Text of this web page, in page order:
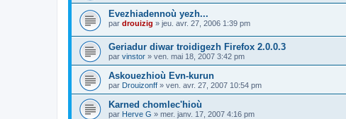
Evezhiadennoù yezh...
par drouizig » jeu. avr. 27, 2006 1:39 pm
Geriadur diwar troidigezh Firefox 2.0.0.3
par vinstor » ven. mai 18, 2007 3:42 pm
Askouezhioù Evn-kurun
par Drouizonff » ven. avr. 27, 2007 10:54 pm
Karned chomlec'hioù
par Herve G » mer. janv. 17, 2007 4:16 pm